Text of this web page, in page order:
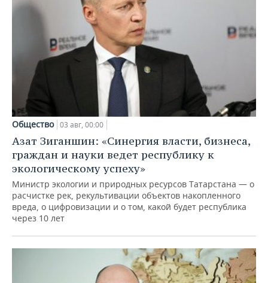
Общество 03 авг, 00:00
Азат Зиганшин: «Синергия власти, бизнеса,
граждан и науки ведет республику к
экологическому успеху»
Министр экологии и природных ресурсов Татарстана — о
расчистке рек, рекультивации объектов накопленного
вреда, о цифровизации и о том, какой будет республика
через 10 лет